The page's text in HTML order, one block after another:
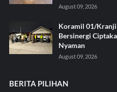
August 09, 2026
Koramil 01/Kranji
Bersinergi
Nyaman
August 09, 2026
BERITA PILIHAN